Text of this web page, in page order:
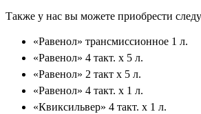
Также у нас вы можете приобрести
«Равенол» трансмиссионное 1 л.
«Равенол» 4 такт. x 5 л.
«Равенол» 2 такт x 5 л.
«Равенол» 4 такт. x 1 л.
«Квиксильвер» 4 такт. x 1 л.